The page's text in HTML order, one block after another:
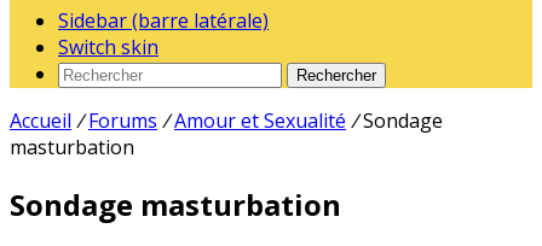
Sidebar (barre latérale)
Switch skin
Rechercher
Accueil / Forums /Amour et Sexualité /Sondage
masturbation
Sondage masturbation